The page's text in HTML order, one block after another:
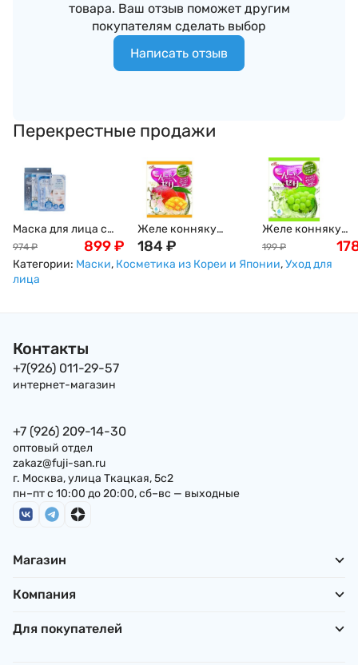
товара. Ваш отзыв поможет другим
покупателям сделать выбор
Написать отзыв
Перекрестные продажи
Маска для лица с
экстрактом
жемчуга Pearl
Essence Mask, 5 шт /
974 ₽ 899₽
Желе конняку
Yukiguni с
натуральным соком
манго, 16 г х 6шт
184₽
Желе конняку
Yukiguni с белым
виноградом и
199 ₽
Категории: Маски, Косметика из Кореи и Японии,Уход для
лица
Контакты
+7(926) 011-29-57
интернет-магазин
+7 (926) 209-14-30
оптовый отдел
zakaz@fuji-san.ru
г. Москва, улица Ткацкая, 5с2
пн–пт с 10:00 до 20:00, сб–вс — выходные
Магазин
Компания
Для покупателей